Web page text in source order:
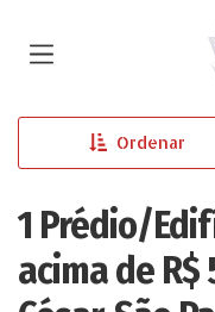
Ordenar
1 Prédio/
acima de R$